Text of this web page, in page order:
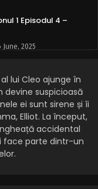
1 Episodul 4 –
2025
1 Episodul 2 –
- 25 June, 2025
lui Cleo ajunge în
devine suspicioasă
ei sunt sirene și îi
Elliot. La început,
accidental
face parte dintr-un